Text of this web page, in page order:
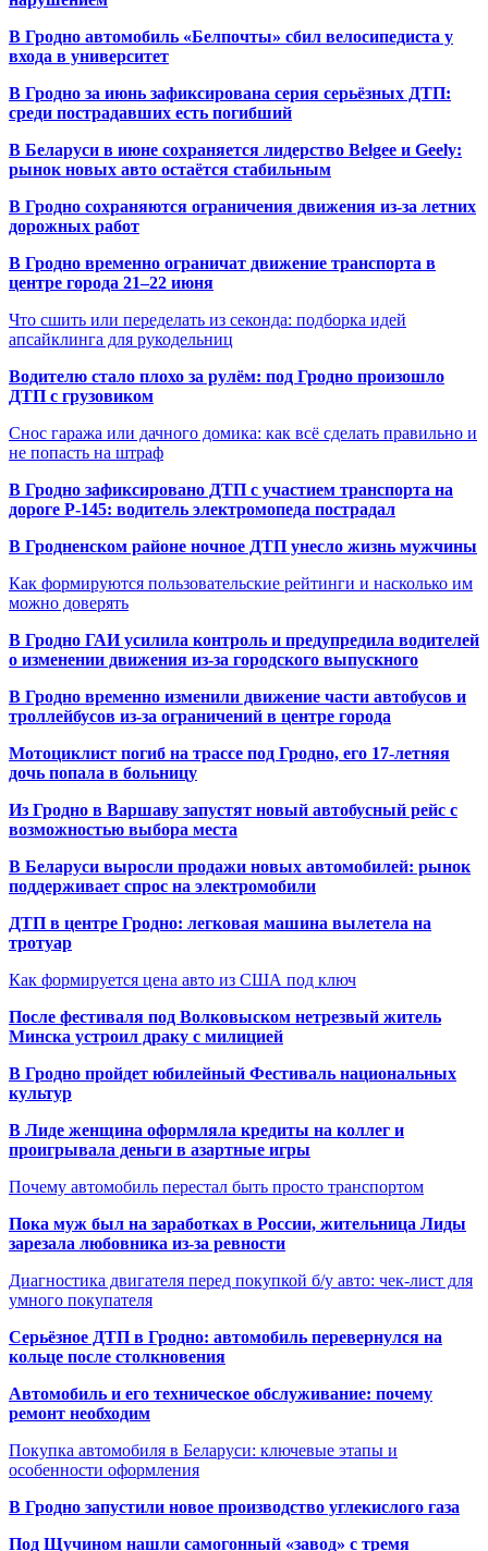
В Гродно автомобиль «Белпочты» сбил велосипедиста у
входа в университет
В Гродно за июнь зафиксирована серия серьёзных ДТП:
среди пострадавших есть погибший
В Беларуси в июне сохраняется лидерство Belgee и Geely:
рынок новых авто остаётся стабильным
В Гродно сохраняются ограничения движения из-за летних
дорожных работ
В Гродно временно ограничат движение транспорта в
центре города 21–22 июня
Что сшить или переделать из секонда: подборка идей
апсайклинга для рукодельниц
Водителю стало плохо за рулём: под Гродно произошло
ДТП с грузовиком
Снос гаража или дачного домика: как всё сделать правильно и
не попасть на штраф
В Гродно зафиксировано ДТП с участием транспорта на
дороге Р-145: водитель электромопеда пострадал
В Гродненском районе ночное ДТП унесло жизнь мужчины
Как формируются пользовательские рейтинги и насколько им
можно доверять
В Гродно ГАИ усилила контроль и предупредила водителей
о изменении движения из-за городского выпускного
В Гродно временно изменили движение части автобусов и
троллейбусов из-за ограничений в центре города
Мотоциклист погиб на трассе под Гродно, его 17-летняя
дочь попала в больницу
Из Гродно в Варшаву запустят новый автобусный рейс с
возможностью выбора места
В Беларуси выросли продажи новых автомобилей: рынок
поддерживает спрос на электромобили
ДТП в центре Гродно: легковая машина вылетела на
тротуар
Как формируется цена авто из США под ключ
После фестиваля под Волковыском нетрезвый житель
Минска устроил драку с милицией
В Гродно пройдет юбилейный Фестиваль национальных
культур
В Лиде женщина оформляла кредиты на коллег и
проигрывала деньги в азартные игры
Почему автомобиль перестал быть просто транспортом
Пока муж был на заработках в России, жительница Лиды
зарезала любовника из-за ревности
Диагностика двигателя перед покупкой б/у авто: чек-лист для
умного покупателя
Серьёзное ДТП в Гродно: автомобиль перевернулся на
кольце после столкновения
Автомобиль и его техническое обслуживание: почему
ремонт необходим
Покупка автомобиля в Беларуси: ключевые этапы и
особенности оформления
В Гродно запустили новое производство углекислого газа
Под Щучином нашли самогонный «завод» с тремя